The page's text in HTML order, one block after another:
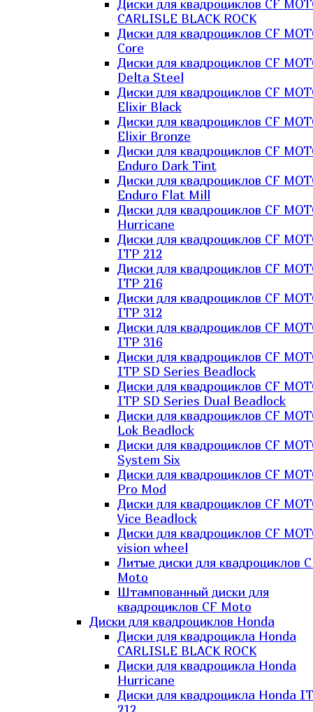
Диски для квадроциклов CF
CARLISLE BLACK ROCK
Диски для квадроциклов CF
Core
Диски для квадроциклов CF
Delta Steel
Диски для квадроциклов CF
Elixir Black
Диски для квадроциклов CF
Elixir Bronze
Диски для квадроциклов CF
Enduro Dark Tint
Диски для квадроциклов CF
Enduro Flat Mill
Диски для квадроциклов CF
Hurricane
Диски для квадроциклов CF
ITP 212
Диски для квадроциклов CF
ITP 216
Диски для квадроциклов CF
ITP 312
Диски для квадроциклов CF
ITP 316
Диски для квадроциклов CF
ITP SD Series Beadlock
Диски для квадроциклов CF
ITP SD Series Dual Beadlock
Диски для квадроциклов CF
Lok Beadlock
Диски для квадроциклов CF
System Six
Диски для квадроциклов CF
Pro Mod
Диски для квадроциклов CF
Vice Beadlock
Диски для квадроциклов CF
vision wheel
Литые диски для квадроциклов
Moto
Штампованный диски для
квадроциклов CF Moto
Диски для квадроциклов Honda
Диски для квадроцикла Honda
CARLISLE BLACK ROCK
Диски для квадроцикла Honda
Hurricane
Диски для квадроцикла Honda